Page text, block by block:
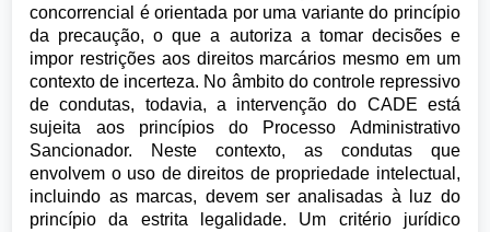
concorrencial é orientada por uma variante do princípio
da precaução, o que a autoriza a tomar decisões e
impor restrições aos direitos marcários mesmo em um
contexto de incerteza. No âmbito do controle repressivo
de condutas, todavia, a intervenção do CADE está
sujeita aos princípios do Processo Administrativo
Sancionador. Neste contexto, as condutas que
envolvem o uso de direitos de propriedade intelectual,
incluindo as marcas, devem ser analisadas à luz do
princípio da estrita legalidade. Um critério jurídico